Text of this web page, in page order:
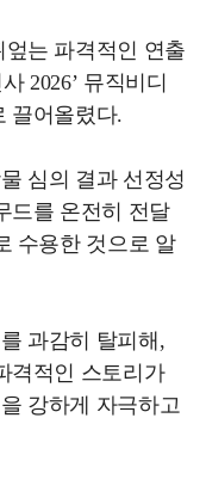
는 파격적인 연출
2026’ 뮤직비디
끌어올렸다.
심의 결과 선정성
드를 온전히 전달
수용한 것으로 알
과감히 탈피해,
격적인 스토리가
강하게 자극하고